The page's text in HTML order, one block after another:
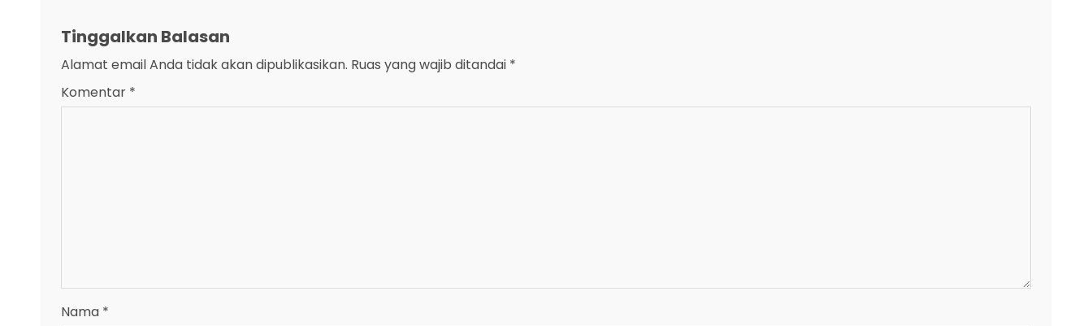
Tinggalkan Balasan
Alamat email Anda tidak akan dipublikasikan. Ruas yang wajib ditandai *
Komentar *
Nama *